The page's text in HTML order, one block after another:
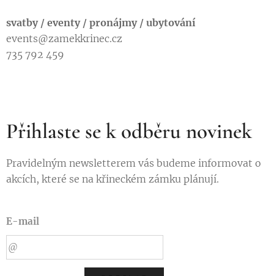
svatby / eventy / pronájmy / ubytování
events@zamekkrinec.cz
735 792 459
Přihlaste se k odběru novinek
Pravidelným newsletterem vás budeme informovat o
akcích, které se na křineckém zámku plánují.
E-mail